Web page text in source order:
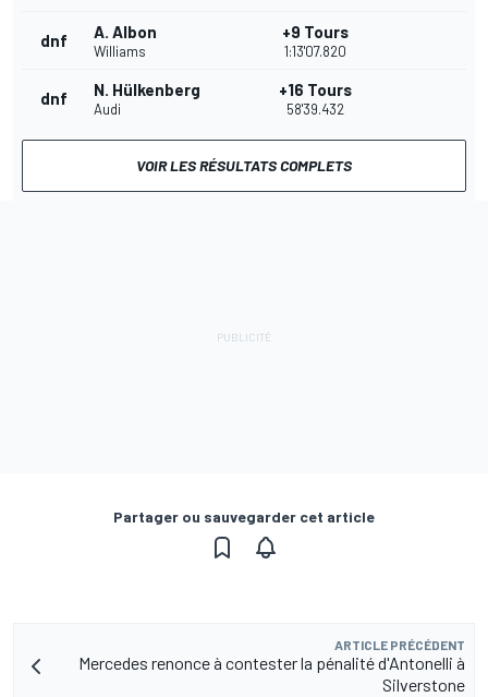
dnf A. Albon
Williams
+9 Tours
1:13'07.820
dnf N. Hülkenberg
Audi
+16 Tours
58'39.432
VOIR LES RÉSULTATS COMPLETS
Partager ou sauvegarder cet article
ARTICLE PRÉCÉDENT
Mercedes renonce à contester la pénalité d'Antonelli à
Silverstone